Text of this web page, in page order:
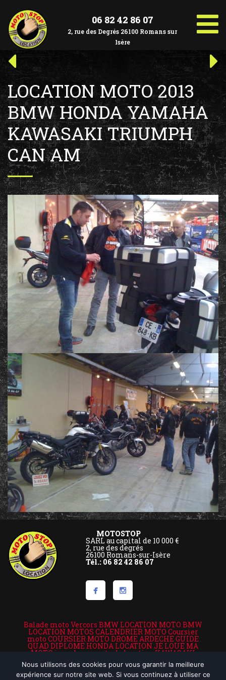
au
contenu
2, rue des Degrés 26100 Romans sur
Isère
06 82 42 86 07
Navigation
de
l’article
Article
précédent :
LOCATION MOTO 2013
BMW HONDA YAMAHA
KAWASAKI TRIUMPH
CAN AM
MOTOSTOP
SARL au capital de 10 000 €
2, rue des degrés
26100 Romans-sur-Isère
Tél.: 06 82 42 86 07
Balade moto Vercors BMW LOCATION MOTO BMW
LOCATION MOTOS CALENDRIER MOTO Coursier
moto COURSIER MOTO DROME ARDECHEGUIDE
QUAD DIPLOME HONDA LOCATION JE LOUE MA
MOTO je roule en moto de location KAWASAKI
VALENCE LOCATION VALENCE MOTO location de
motosLOCATION MOTOLocation moto Ardèche
location moto assistance location moto drome et
Nous utilisons des cookies pour vous garantir la meilleure
expérience sur notre site web. Si vous continuez à utiliser ce